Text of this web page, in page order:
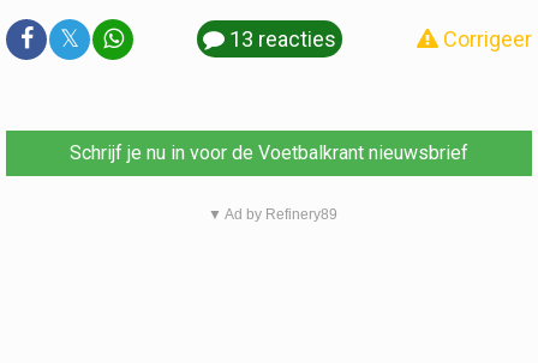
𝕏 13 reacties Corrigeer
Schrijf je nu in voor de Voetbalkrant nieuwsbrief
▼ Ad by Refinery89